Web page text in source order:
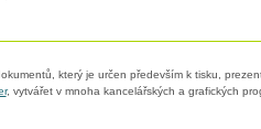
který je určen především k tisku,
, vytvářet v mnoha kancelářských a grafických